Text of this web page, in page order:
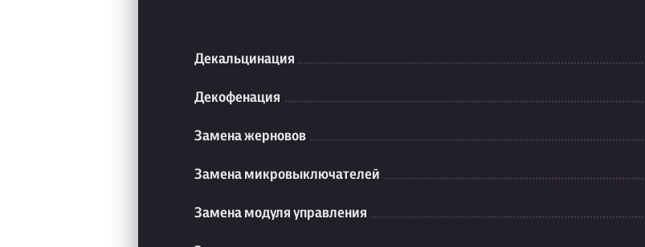
Декальцинация
Декофенация
Замена жерновов
Замена микровыключателей
Замена модуля управления